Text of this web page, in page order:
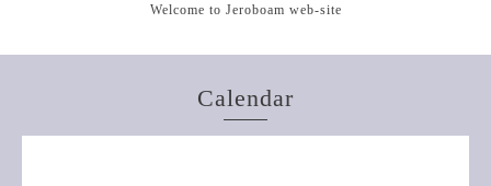
Welcome to Jeroboam web-site
Calendar